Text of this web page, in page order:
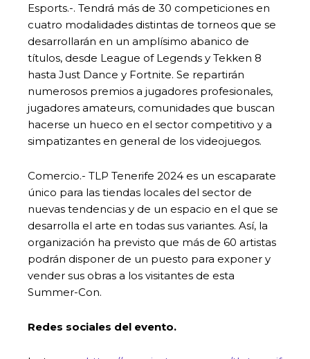
Esports.-. Tendrá más de 30 competiciones en
cuatro modalidades distintas de torneos que se
desarrollarán en un amplísimo abanico de
títulos, desde League of Legends y Tekken 8
hasta Just Dance y Fortnite. Se repartirán
numerosos premios a jugadores profesionales,
jugadores amateurs, comunidades que buscan
hacerse un hueco en el sector competitivo y a
simpatizantes en general de los videojuegos.
Comercio.- TLP Tenerife 2024 es un escaparate
único para las tiendas locales del sector de
nuevas tendencias y de un espacio en el que se
desarrolla el arte en todas sus variantes. Así, la
organización ha previsto que más de 60 artistas
podrán disponer de un puesto para exponer y
vender sus obras a los visitantes de esta
Summer-Con.
Redes sociales del evento.